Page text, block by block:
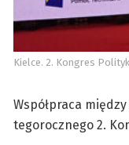
Kielce. 2. Kongres
Współpraca
tegorocznego 2.